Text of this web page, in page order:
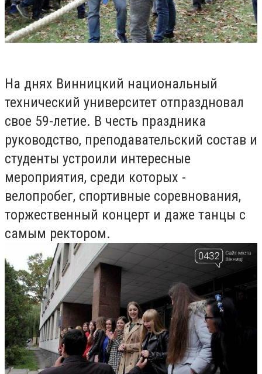
На днях Винницкий национальный
технический университет отпраздновал
свое 59-летие. В честь праздника
руководство, преподавательский состав и
студенты устроили интересные
мероприятия, среди которых -
велопробег, спортивные соревнования,
торжественный концерт и даже танцы с
самым ректором.